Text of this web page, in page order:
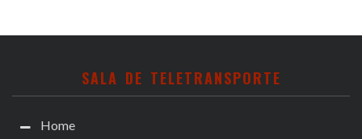
SALA DE TELETRANSPORTE
Home